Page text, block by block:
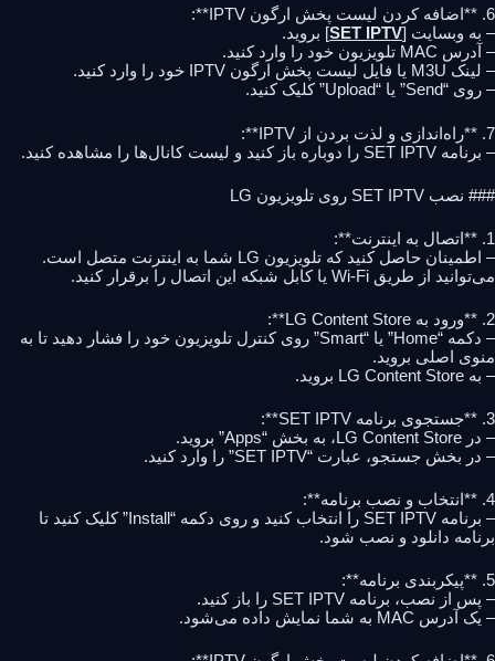
6. **اضافه کردن لیست پخش ارگون IPTV**:
– به وبسایت [SET IPTV] بروید.
– آدرس MAC تلویزیون خود را وارد کنید.
– لینک M3U یا فایل لیست پخش ارگون IPTV خود را وارد کنید.
– روی “Send” یا “Upload” کلیک کنید.
7. **راه‌اندازی و لذت بردن از IPTV**:
– برنامه SET IPTV را دوباره باز کنید و لیست کانال‌ها را مشاهده کنید.
### نصب SET IPTV روی تلویزیون LG
1. **اتصال به اینترنت**:
– اطمینان حاصل کنید که تلویزیون LG شما به اینترنت متصل است.
می‌توانید از طریق Wi-Fi یا کابل شبکه این اتصال را برقرار کنید.
2. **ورود به LG Content Store**:
– دکمه “Home” یا “Smart” روی کنترل تلویزیون خود را فشار دهید تا به
منوی اصلی بروید.
– به LG Content Store بروید.
3. **جستجوی برنامه SET IPTV**:
– در LG Content Store، به بخش “Apps” بروید.
– در بخش جستجو، عبارت “SET IPTV” را وارد کنید.
4. **انتخاب و نصب برنامه**:
– برنامه SET IPTV را انتخاب کنید و روی دکمه “Install” کلیک کنید تا
برنامه دانلود و نصب شود.
5. **پیکربندی برنامه**:
– پس از نصب، برنامه SET IPTV را باز کنید.
– یک آدرس MAC به شما نمایش داده می‌شود.